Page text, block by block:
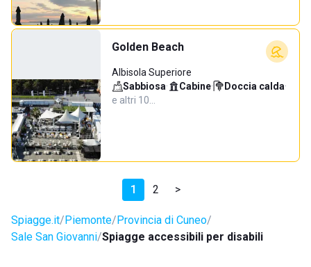
Golden Beach
Albisola Superiore
Sabbiosa· Cabine· Doccia calda·
e altri 10…
1 2 >
Spiagge.it Piemonte Provincia di Cuneo
Sale San Giovanni Spiagge accessibili per disabili